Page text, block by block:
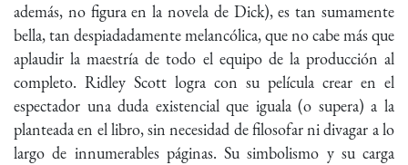
además, no figura en la novela de Dick), es tan sumamente
bella, tan despiadadamente melancólica, que no cabe más que
aplaudir la maestría de todo el equipo de la producción al
completo. Ridley Scott logra con su película crear en el
espectador una duda existencial que iguala (o supera) a la
planteada en el libro, sin necesidad de filosofar ni divagar a lo
largo de innumerables páginas. Su simbolismo y su carga